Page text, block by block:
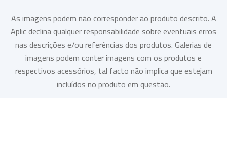
As imagens podem não corresponder ao produto descrito. A
Aplic declina qualquer responsabilidade sobre eventuais erros
nas descrições e/ou referências dos produtos. Galerias de
imagens podem conter imagens com os produtos e
respectivos acessórios, tal facto não implica que estejam
incluídos no produto em questão.